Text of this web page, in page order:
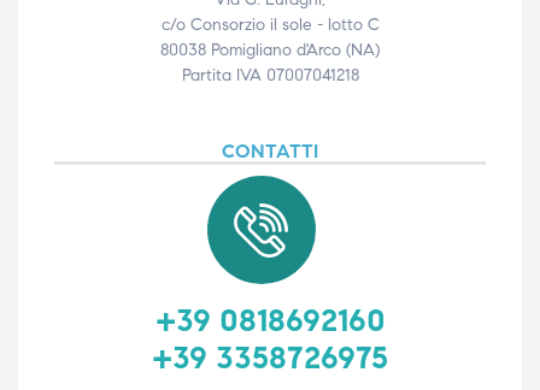
c/o Consorzio il sole - lotto C
80038 Pomigliano d'Arco (NA)
Partita IVA 07007041218
CONTATTI
+39 0818692160
+39 3358726975